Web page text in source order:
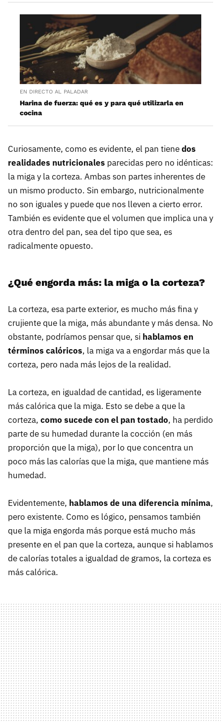
EN DIRECTO AL PALADAR
Harina de fuerza: qué es y para qué utilizarla en
cocina
Curiosamente, como es evidente, el pan tienedos
realidades nutricionales parecidas pero no idénticas:
la miga y la corteza. Ambas son partes inherentes de
un mismo producto. Sin embargo, nutricionalmente
no son iguales y puede que nos lleven a cierto error.
También es evidente que el volumen que implica una y
otra dentro del pan, sea del tipo que sea, es
radicalmente opuesto.
¿Qué engorda más: la miga o la corteza?
La corteza, esa parte exterior, es mucho más fina y
crujiente que la miga, más abundante y más densa. No
obstante, podríamos pensar que, si hablamos en
términos calóricos, la miga va a engordar más que la
corteza, pero nada más lejos de la realidad.
La corteza, en igualdad de cantidad, es ligeramente
más calórica que la miga. Esto se debe a que la
corteza, como sucede con el pan tostado, ha perdido
parte de su humedad durante la cocción (en más
proporción que la miga), por lo que concentra un
poco más las calorías que la miga, que mantiene más
humedad.
Evidentemente, hablamos de una diferencia mínima,
pero existente. Como es lógico, pensamos también
que la miga engorda más porque está mucho más
presente en el pan que la corteza, aunque si hablamos
de calorías totales a igualdad de gramos, la corteza es
más calórica.